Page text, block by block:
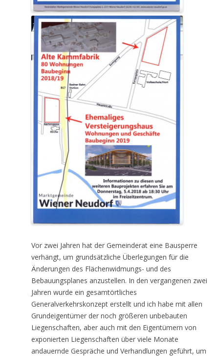
Vor zwei Jahren hat der Gemeinderat eine Bausperre
verhängt, um grundsätzliche Überlegungen für die
Änderungen des Flächenwidmungs- und des
Bebauungsplanes anzustellen. In den vergangenen zwei
Jahren wurde ein gesamtörtliches
Generalverkehrskonzept erstellt und ich habe mit allen
Grundeigentümer der noch größeren unbebauten
Liegenschaften, aber auch mit den Eigentümern von
exponierten Liegenschaften über viele Monate
andauernde Gespräche und Verhandlungen geführt, um